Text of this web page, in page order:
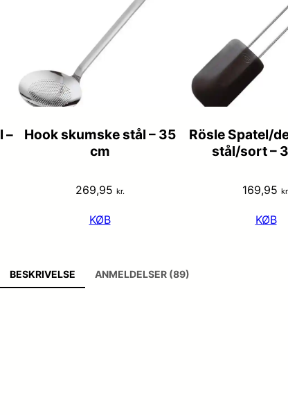
–
Hook skumske stål – 35
cm
269,95 kr.
KØB
Rösle Spatel/
stål/sort –
169,95
KØB
BESKRIVELSE ANMELDELSER (89)